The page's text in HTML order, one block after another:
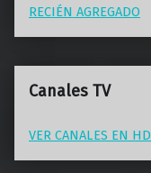
RECIÉN AGREGADO
Canales TV
VER CANALES EN HD